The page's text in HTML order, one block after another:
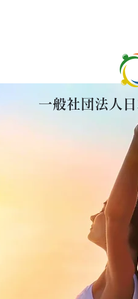
一般社団法人